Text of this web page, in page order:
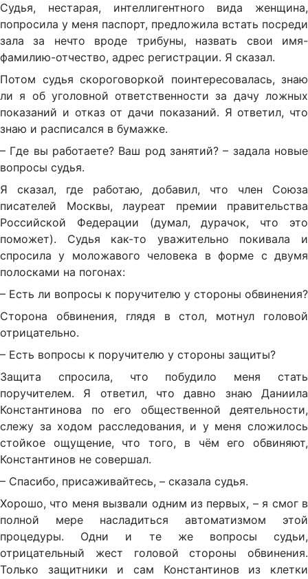
Судья, нестарая, интеллигентного вида женщина,
попросила у меня паспорт, предложила встать посреди
зала за нечто вроде трибуны, назвать свои имя-
фамилию-отчество, адрес регистрации. Я сказал.
Потом судья скороговоркой поинтересовалась, знаю
ли я об уголовной ответственности за дачу ложных
показаний и отказ от дачи показаний. Я ответил, что
знаю и расписался в бумажке.
– Где вы работаете? Ваш род занятий? – задала новые
вопросы судья.
Я сказал, где работаю, добавил, что член Союза
писателей Москвы, лауреат премии правительства
Российской Федерации (думал, дурачок, что это
поможет). Судья как-то уважительно покивала и
спросила у моложавого человека в форме с двумя
полосками на погонах:
– Есть ли вопросы к поручителю у стороны обвинения?
Сторона обвинения, глядя в стол, мотнул головой
отрицательно.
– Есть вопросы к поручителю у стороны защиты?
Защита спросила, что побудило меня стать
поручителем. Я ответил, что давно знаю Даниила
Константинова по его общественной деятельности,
слежу за ходом расследования, и у меня сложилось
стойкое ощущение, что того, в чём его обвиняют,
Константинов не совершал.
– Спасибо, присаживайтесь, – сказала судья.
Хорошо, что меня вызвали одним из первых, – я смог в
полной мере насладиться автоматизмом этой
процедуры. Одни и те же вопросы судьи,
отрицательный жест головой стороны обвинения.
Только защитники и сам Константинов из клетки